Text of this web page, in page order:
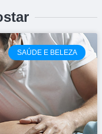
SAÚDE E BELEZA